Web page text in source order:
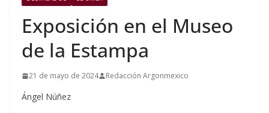
Exposición en el Museo
de la Estampa
21 de mayo de 2024 Redacción Argonmexico
Ángel Núñez